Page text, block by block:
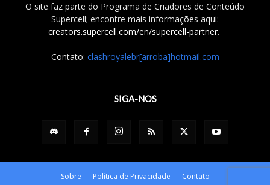
O site faz parte do Programa de Criadores de Conteúdo
Supercell; encontre mais informações aqui:
creators.supercell.com/en/supercell-partner.
Contato: clashroyalebr[arroba]hotmail.com
SIGA-NOS
Sobre Política de Privacidade Contato